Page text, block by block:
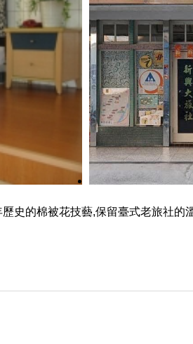
史的棉被花技藝,保留臺式老旅社的